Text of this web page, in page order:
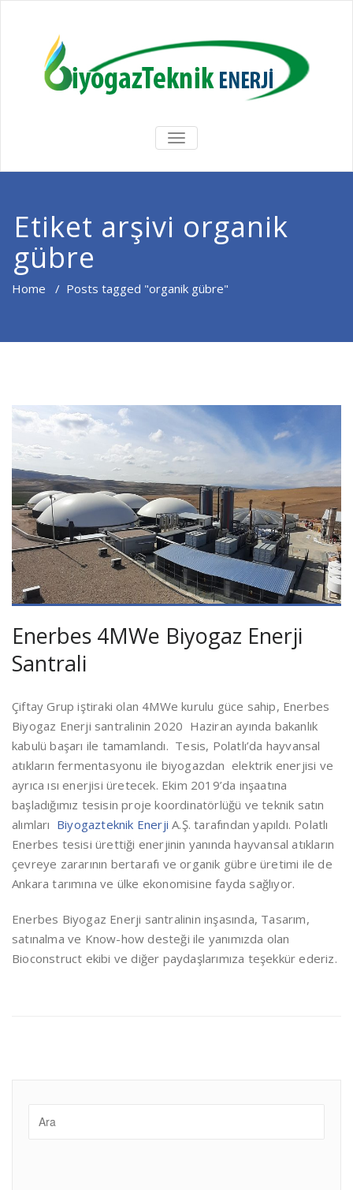
MENÜYÜ
DEĞIŞTIR
Etiket arşivi organik
gübre
Home / Posts tagged "organik gübre"
Enerbes 4MWe Biyogaz Enerji
Santrali
Çiftay Grup iştiraki olan 4MWe kurulu güce sahip, Enerbes
Biyogaz Enerji santralinin 2020 Haziran ayında bakanlık
kabulü başarı ile tamamlandı. Tesis, Polatlı’da hayvansal
atıkların fermentasyonu ile biyogazdan elektrik enerjisi ve
ayrıca ısı enerjisi üretecek. Ekim 2019’da inşaatına
başladığımız tesisin proje koordinatörlüğü ve teknik satın
alımları Biyogazteknik Enerji A.Ş. tarafından yapıldı. Polatlı
Enerbes tesisi ürettiği enerjinin yanında hayvansal atıkların
çevreye zararının bertarafı ve organik gübre üretimi ile de
Ankara tarımına ve ülke ekonomisine fayda sağlıyor.
Enerbes Biyogaz Enerji santralinin inşasında, Tasarım,
satınalma ve Know-how desteği ile yanımızda olan
Bioconstruct ekibi ve diğer paydaşlarımıza teşekkür ederiz.